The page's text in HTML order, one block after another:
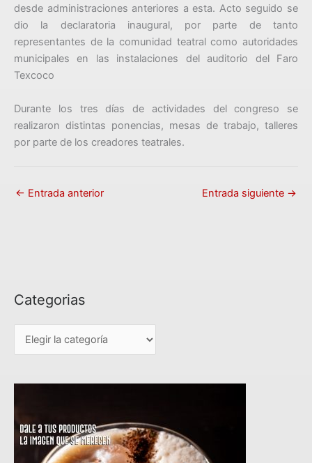
desde administraciones anteriores a esta. Acto seguido se
dio la declaratoria inaugural, por parte de tanto
representantes de la comunidad teatral como autoridades
municipales en las instalaciones del auditorio del Faro
Texcoco
Durante los tres días de actividades del congreso se
realizaron distintas ponencias, mesas de trabajo, talleres
por parte de los creadores teatrales.
← Entrada anterior Entrada siguiente →
Categorias
C
r